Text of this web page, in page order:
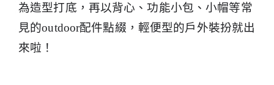
為造型打底，再以背心、功能小包、小帽等常
見的outdoor配件點綴，輕便型的戶外裝扮就出
來啦！